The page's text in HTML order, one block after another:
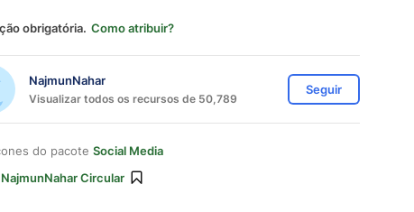
obrigatória. Como atribuir?
NajmunNahar
Visualizar todos os recursos de 50,789
Seguir
do pacote Social Media
NajmunNahar Circular